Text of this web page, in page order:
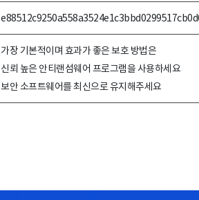
가장 기본적이며 효과가 좋은 보호 방법은
신뢰 높은 안티랜섬웨어 프로그램을 사용하세요
보안 소프트웨어를 최신으로 유지해주세요